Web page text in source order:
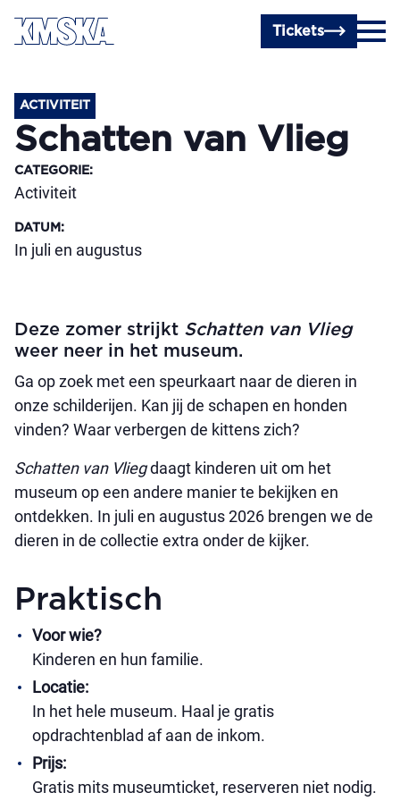
Ga naar hoofdinhoud
Tickets
ACTIVITEIT
Schatten van Vlieg
CATEGORIE:
Activiteit
DATUM :
In juli en augustus
Deze zomer strijkt Schatten van Vlieg
weer neer in het museum.
Ga op zoek met een speurkaart naar de dieren in
onze schilderijen. Kan jij de schapen en honden
vinden? Waar verbergen de kittens zich?
Schatten van Vliegdaagt kinderen uit om het
museum op een andere manier te bekijken en
ontdekken. In juli en augustus 2026 brengen we de
dieren in de collectie extra onder de kijker.
Praktisch
Voor wie?
Kinderen en hun familie.
Locatie:
In het hele museum. Haal je gratis
opdrachtenblad af aan de inkom.
Prijs:
Gratis mits museumticket, reserveren niet nodig.